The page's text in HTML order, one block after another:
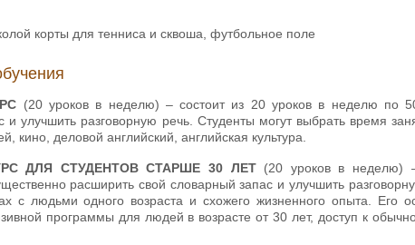
корты для тенниса и сквоша, футбольное поле
(20 уроков в неделю) – состоит из 20 уроков в неделю по
и улучшить разговорную речь. Студенты могут выбрать время
кино, деловой английский, английская культура.
ДЛЯ СТУДЕНТОВ СТАРШЕ 30 ЛЕТ (20 уроков в неделю)
расширить свой словарный запас и улучшить
с людьми одного возраста и схожего жизненного опыта. Его
программы для людей в возрасте от 30 лет, доступ к